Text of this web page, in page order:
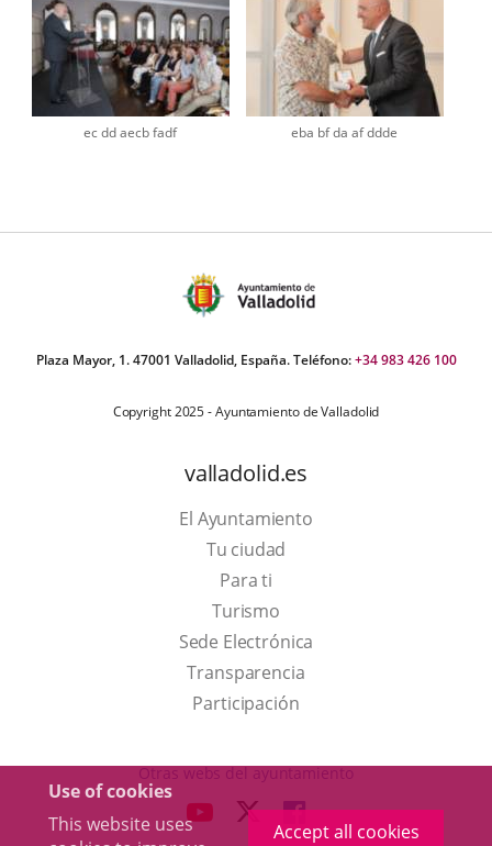
Use of cookies
This website uses
Accept all cookies
ec dd aecb fadf eba bf da af ddde
Plaza Mayor, 1. 47001 Valladolid, España. Teléfono:+34 983 426 100
Copyright 2025 - Ayuntamiento de Valladolid
valladolid.es
El Ayuntamiento
Tu ciudad
Para ti
TurismoThis
link
will
open
a
up
Sede Electrónica
Transparencia
Participación
Otras webs del ayuntamiento
LINK LINK
TO
LINK
TO